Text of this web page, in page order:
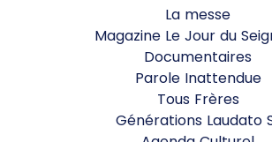
La messe
Magazine Le Jour du
Documentaires
Parole Inattendue
Tous Frères
Générations Laudato